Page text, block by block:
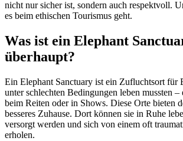
nicht nur sicher ist, sondern auch respektvoll.
es beim ethischen Tourismus geht.
Was ist ein Elephant
überhaupt?
Ein Elephant Sanctuary ist ein Zufluchtsort für
unter schlechten Bedingungen leben mussten
beim Reiten oder in Shows. Diese Orte bieten
besseres Zuhause. Dort können sie in Ruhe
versorgt werden und sich von einem oft
erholen.